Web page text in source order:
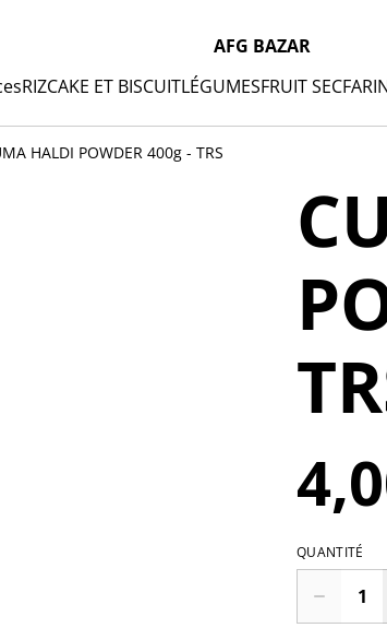
AFG BAZAR
RIZCAKE ET BISCUITLÉGUMESFRUIT SEC
HALDI POWDER 400g - TRS
QUANTITÉ